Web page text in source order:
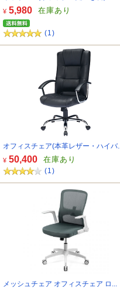
¥ 5,980 在庫あり
(1)
オフィスチェア(本革レザー・ハイバ...
¥ 50,400 在庫あり
(1)
メッシュチェア オフィスチェア ロ...